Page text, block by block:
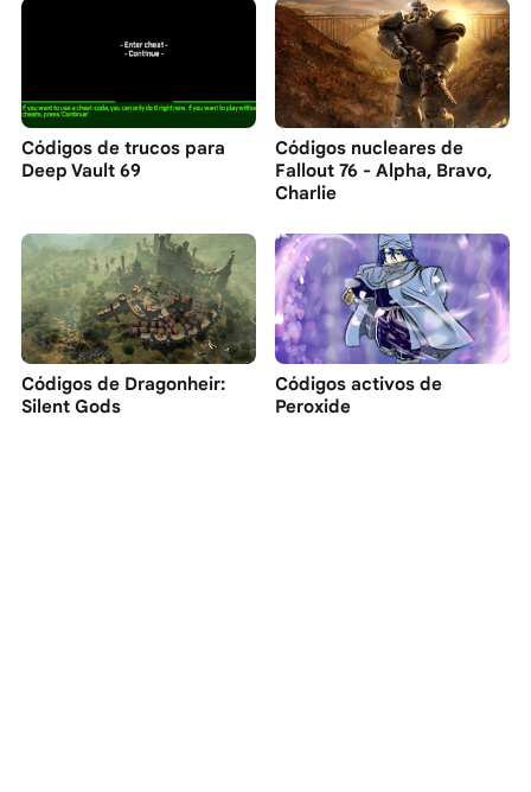
Códigos de trucos para
Deep Vault 69
Códigos nucleares de
Fallout 76 - Alpha, Bravo,
Charlie
Códigos de Dragonheir:
Silent Gods
Códigos activos de
Peroxide